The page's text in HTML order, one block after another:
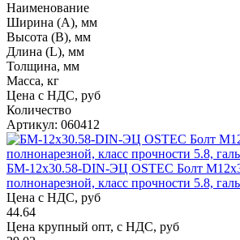
Наименование
Ширина (А), мм
Высота (В), мм
Длина (L), мм
Толщина, мм
Масса, кг
Цена с НДС, руб
Количество
Артикул: 060412
БМ-12х30.58-DIN-ЭЦ OSTEC Болт
полнонарезной, класс прочности 5.8,
Цена с НДС, руб
44.64
Цена крупный опт, с НДС, руб